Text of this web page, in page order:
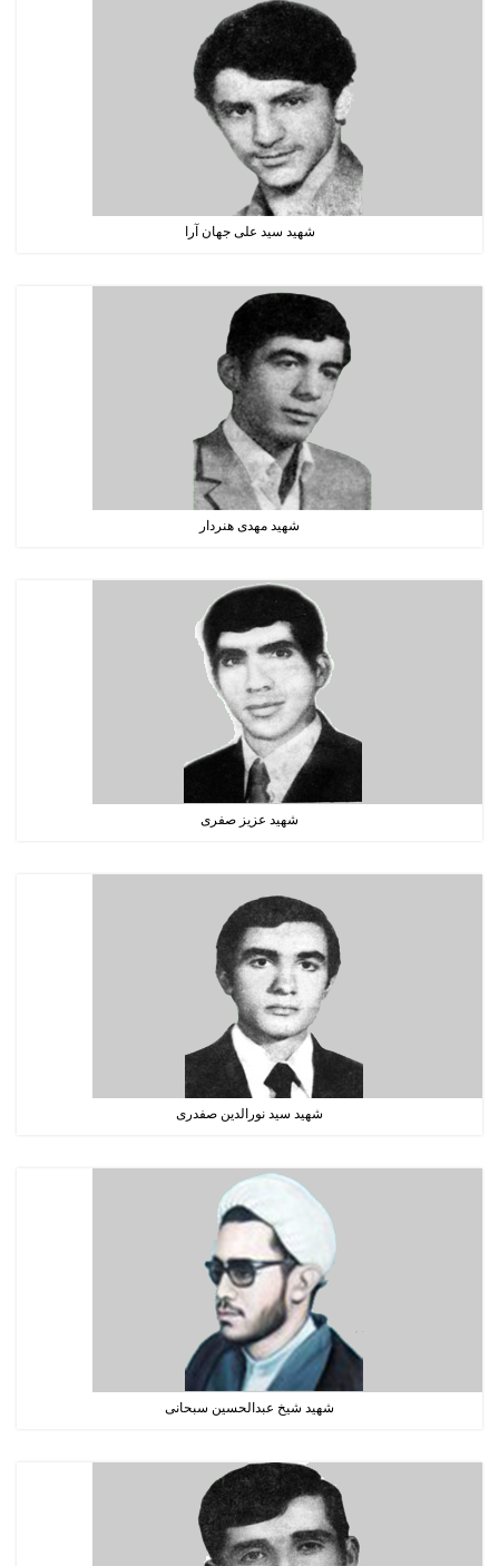
شهید سید علی جهان آرا
شهید مهدی هنردار
شهید عزیز صفری
شهید سید نورالدین صفدری
شهید شیخ عبدالحسین سبحانی